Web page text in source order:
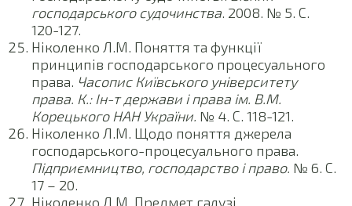
господарського судочинства. 2008. № 5. С.
120-127.
Ніколенко Л.М. Поняття та функції
принципів господарського процесуального
права. Часопис Київського університету
права. К.: Ін-т держави і права ім. В.М.
Корецького НАН України. № 4. С. 118-121.
Ніколенко Л.М. Щодо поняття джерела
господарського-процесуального права.
Підприємництво, господарство і право. № 6. С.
17 – 20.
Ніколенко Л.М. Предмет галузі